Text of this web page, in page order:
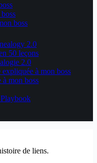
boss
2.0
50 leçons
2.0
à mon boss
à mon boss
de liens.